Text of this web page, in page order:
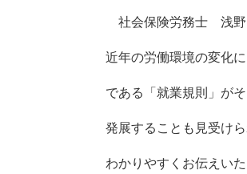
社会保険労務士 浅
近年の労働環境の変化
である「就業規則」が
発展することも見受け
わかりやすくお伝え